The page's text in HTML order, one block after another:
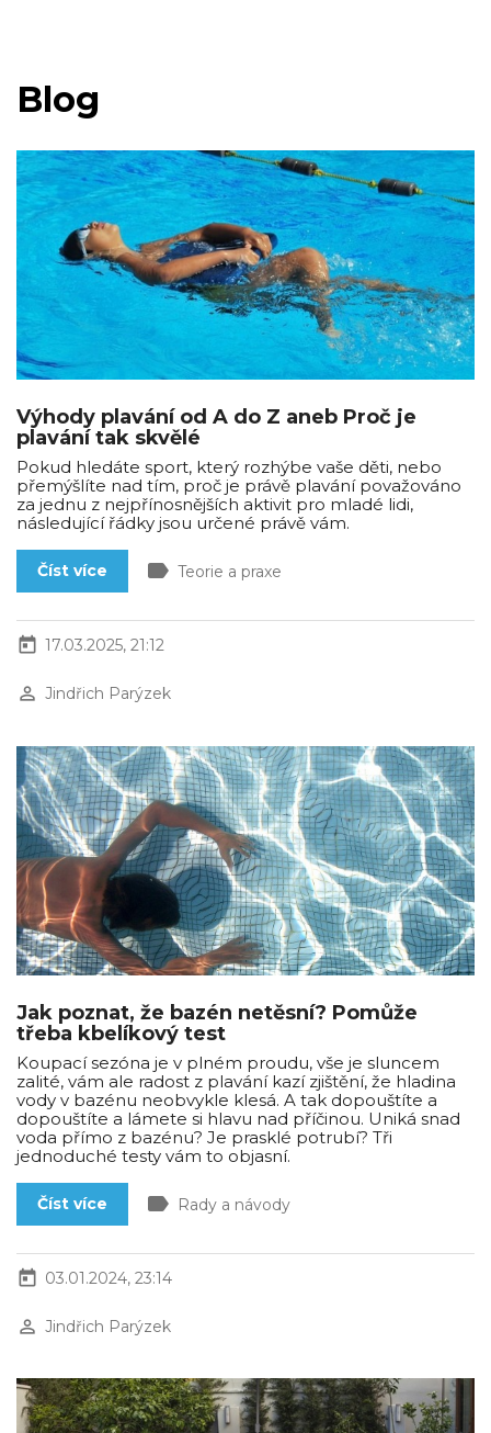
Blog
Výhody plavání od A do Z aneb Proč je
plavání tak skvělé
Pokud hledáte sport, který rozhýbe vaše děti, nebo
přemýšlíte nad tím, proč je právě plavání považováno
za jednu z nejpřínosnějších aktivit pro mladé lidi,
následující řádky jsou určené právě vám.
Číst více label Teorie a praxe
today 17.03.2025, 21:12
perm_identity Jindřich Parýzek
Jak poznat, že bazén netěsní? Pomůže
třeba kbelíkový test
Koupací sezóna je v plném proudu, vše je sluncem
zalité, vám ale radost z plavání kazí zjištění, že hladina
vody v bazénu neobvykle klesá. A tak dopouštíte a
dopouštíte a lámete si hlavu nad příčinou. Uniká snad
voda přímo z bazénu? Je prasklé potrubí? Tři
jednoduché testy vám to objasní.
Číst více label Rady a návody
today 03.01.2024, 23:14
perm_identity Jindřich Parýzek